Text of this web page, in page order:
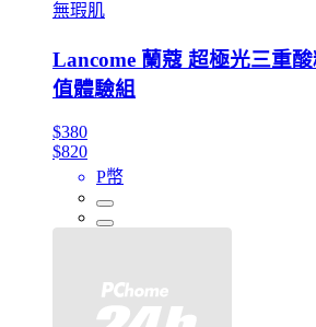
無瑕肌
Lancome 蘭蔻 超極光三重
值體驗組
$380
$820
P幣